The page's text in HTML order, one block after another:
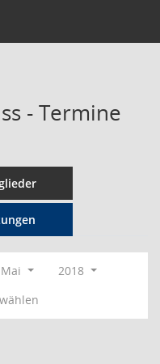
- Termine
Mai
2018